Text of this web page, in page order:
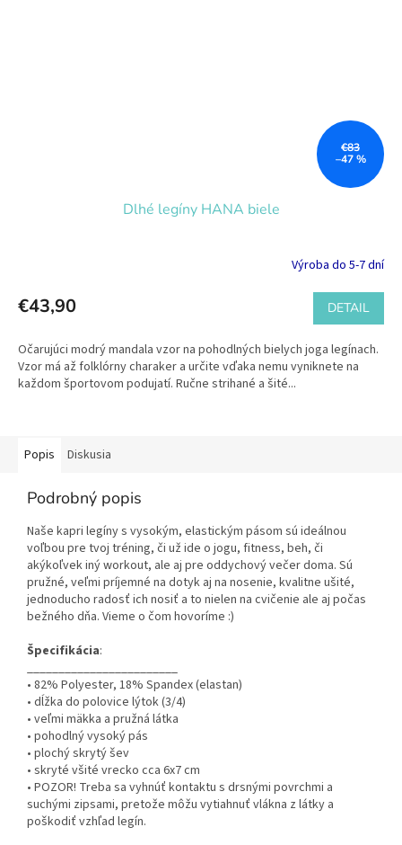
€83
–47 %
Dlhé legíny HANA biele
Výroba do 5-7 dní
€43,90 DETAIL
Očarujúci modrý mandala vzor na pohodlných bielych joga legínach.
Vzor má až folklórny charaker a určite vďaka nemu vyniknete na
každom športovom podujatí. Ručne strihané a šité...
Popis Diskusia
Podrobný popis
Naše kapri legíny s vysokým, elastickým pásom sú ideálnou
voľbou pre tvoj tréning, či už ide o jogu, fitness, beh, či
akýkoľvek iný workout, ale aj pre oddychový večer doma. Sú
pružné, veľmi príjemné na dotyk aj na nosenie, kvalitne ušité,
jednoducho radosť ich nosiť a to nielen na cvičenie ale aj počas
bežného dňa. Vieme o čom hovoríme :)
Špecifikácia:
• 82% Polyester, 18% Spandex (elastan)
• dĺžka do polovice lýtok (3/4)
• veľmi mäkka a pružná látka
• pohodlný vysoký pás
• plochý skrytý šev
• skryté všité vrecko cca 6x7 cm
• POZOR! Treba sa vyhnúť kontaktu s drsnými povrchmi a
suchými zipsami, pretože môžu vytiahnuť vlákna z látky a
poškodiť vzhľad legín.